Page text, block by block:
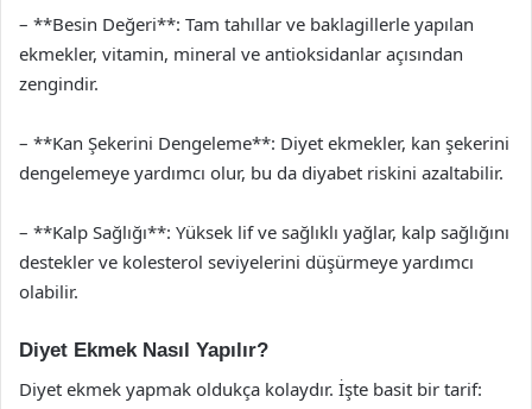
– **Besin Değeri**: Tam tahıllar ve baklagillerle yapılan
ekmekler, vitamin, mineral ve antioksidanlar açısından
zengindir.
– **Kan Şekerini Dengeleme**: Diyet ekmekler, kan şekerini
dengelemeye yardımcı olur, bu da diyabet riskini azaltabilir.
– **Kalp Sağlığı**: Yüksek lif ve sağlıklı yağlar, kalp sağlığını
destekler ve kolesterol seviyelerini düşürmeye yardımcı
olabilir.
Diyet Ekmek Nasıl Yapılır?
Diyet ekmek yapmak oldukça kolaydır. İşte basit bir tarif: